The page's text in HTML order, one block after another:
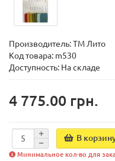
Производитель:ТМ Лито
Код товара: m530
Доступность: На складе
4 775.00 грн.
В
Минимальное кол-во для